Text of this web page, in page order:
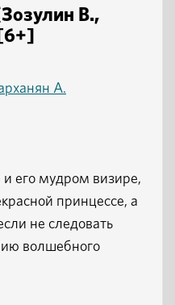
В.,
А.
его мудром визире,
принцессе, а
не следовать
волшебного